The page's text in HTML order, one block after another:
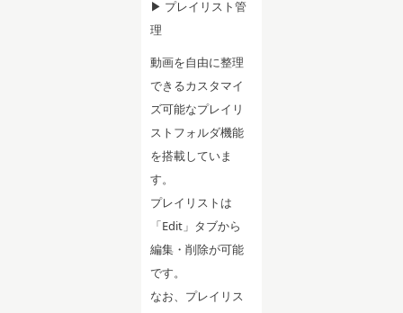
▶ プレイリスト管
理
動画を自由に整理
できるカスタマイ
ズ可能なプレイリ
ストフォルダ機能
を搭載していま
す。
プレイリストは
「Edit」タブから
編集・削除が可能
です。
なお、プレイリス